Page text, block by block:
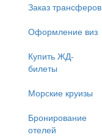
Заказ трансферов
Оформление виз
Купить ЖД-
билеты
Морские круизы
Бронирование
отелей